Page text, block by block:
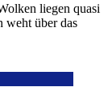
liegen quasi
weht über das